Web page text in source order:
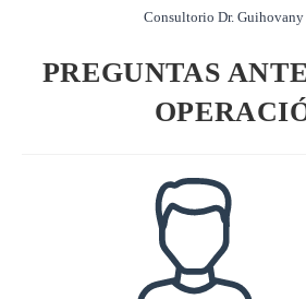
Consultorio Dr. Guihovany
PREGUNTAS